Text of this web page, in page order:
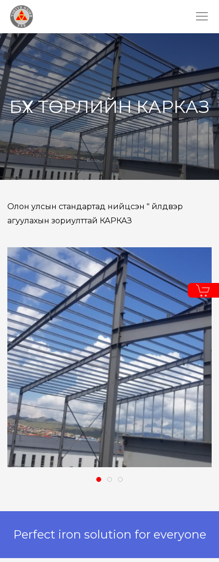
БҮХ ТӨРЛИЙН КАРКАЗ
Олон улсын стандартад нийцсэн " Үйлдвэр
агуулахын зориулттай КАРКАЗ
Perfect iron solution for everyone